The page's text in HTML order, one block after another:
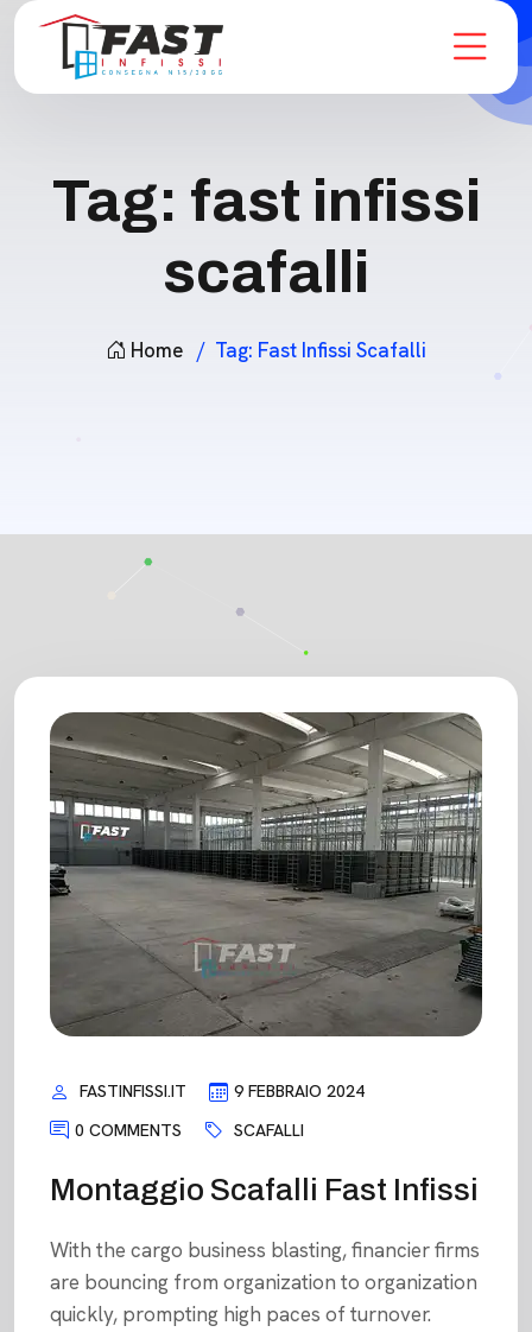
Tag: fast infissi
scafalli
Home Tag: Fast Infissi Scafalli
FASTINFISSI.IT
9 FEBBRAIO 2024
0 COMMENTS
SCAFALLI
Montaggio Scafalli Fast Infissi
With the cargo business blasting, financier firms
are bouncing from organization to organization
quickly, prompting high paces of turnover.